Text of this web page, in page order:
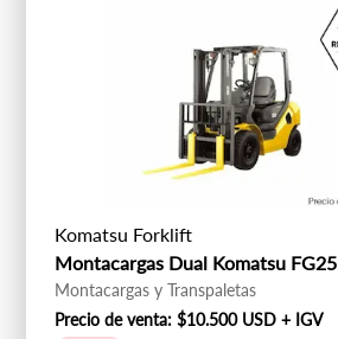
Komatsu Forklift
Montacargas Dual Komatsu FG25
Montacargas y Transpaletas
Precio de venta: $10.500 USD + IGV